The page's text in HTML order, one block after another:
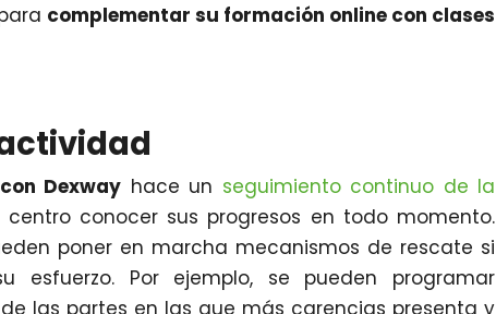
complementar su formación online con clases
Dexway hace un seguimiento continuo de la
conocer sus progresos en todo momento.
poner en marcha mecanismos de rescate si
Por ejemplo, se pueden programar